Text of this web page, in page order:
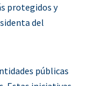
protegidos y
del
públicas